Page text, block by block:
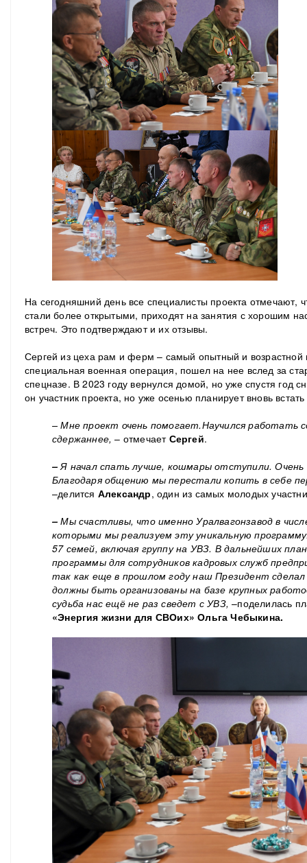
На сегодняшний день все специалисты проекта отмечают,
стали более открытыми, приходят на занятия с хорошим
встреч. Это подтверждают и их отзывы.
Сергей из цеха рам и ферм – самый опытный и возрастной
специальная военная операция, пошел на нее вслед за
спецназе. В 2023 году вернулся домой, но уже спустя год
он участник проекта, но уже осенью планирует вновь
–Мне проект очень помогает.Научился работать
сдержаннее, – отмечает Сергей.
–Я начал спать лучше, кошмары отступили.Очень
Благодаря общению мы перестали копить в себе
–делится Александр, один из самых молодых
–Мы счастливы, что именно Уралвагонзавод в
которыми мы реализуем эту уникальную
57 семей, включая группу на УВЗ. В дальнейших
программы для сотрудников кадровых служб
так как еще в прошлом году наш Президент
должны быть организованы на базе крупных
судьба нас ещё не раз сведет сУВЗ,–поделилась
«Энергия жизни для СВОих» Ольга Чебыкина.